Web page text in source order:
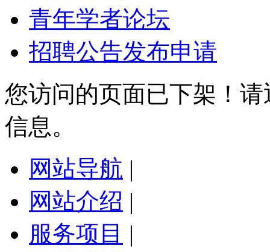
青年学者论坛
招聘公告发布申请
您访问的页面已下架！请
信息。
网站导航 |
网站介绍 |
服务项目 |